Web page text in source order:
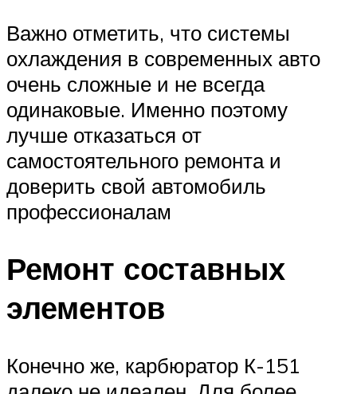
Важно отметить, что системы
охлаждения в современных авто
очень сложные и не всегда
одинаковые. Именно поэтому
лучше отказаться от
самостоятельного ремонта и
доверить свой автомобиль
профессионалам
Ремонт составных
элементов
Конечно же, карбюратор К-151